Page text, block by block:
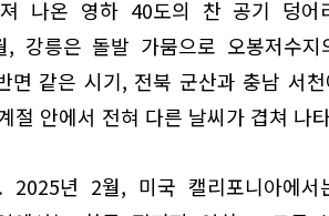
나온 영하 40도의 찬 공기 덩어
강릉은 돌발 가뭄으로 오봉저수지
같은 시기, 전북 군산과 충남 서
안에서 전혀 다른 날씨가 겹쳐 나
년 2월, 미국 캘리포니아에서